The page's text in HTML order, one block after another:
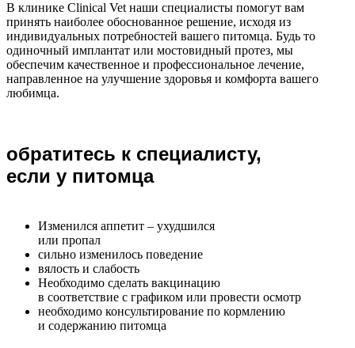
В клинике Clinical Vet наши специалисты помогут вам
принять наиболее обоснованное решение, исходя из
индивидуальных потребностей вашего питомца. Будь то
одиночный имплантат или мостовидный протез, мы
обеспечим качественное и профессиональное лечение,
направленное на улучшение здоровья и комфорта вашего
любимца.
обратитесь к специалисту,
если у питомца
Изменился аппетит – ухудшился
или пропал
сильно изменилось поведение
вялость и слабость
Необходимо сделать вакцинацию
в соответствие с графиком или провести осмотр
необходимо консультирование по кормлению
и содержанию питомца